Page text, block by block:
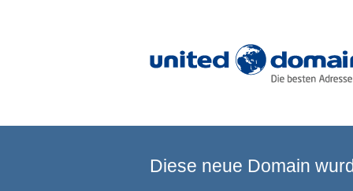
Diese neue Domain